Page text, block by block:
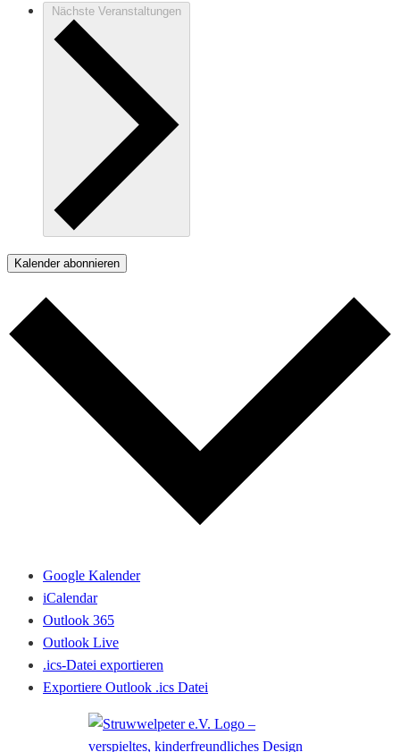
Nächste Veranstaltungen
Kalender abonnieren
Google Kalender
iCalendar
Outlook 365
Outlook Live
.ics-Datei exportieren
Exportiere Outlook .ics Datei